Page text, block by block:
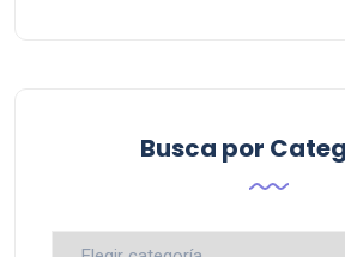
Busca por
Busca